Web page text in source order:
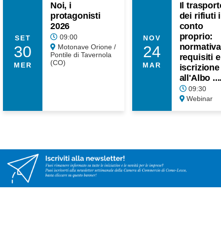
SET
30
MER
Noi, i
protagonisti
2026
09:00
Motonave Orione /
Pontile di Tavernola
(CO)
NOV
24
MAR
Il
dei rifiuti
conto
proprio:
requisiti e
iscrizione
all'Albo
09:30
Webinar